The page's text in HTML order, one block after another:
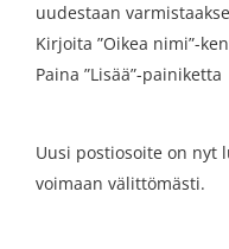
uudestaan
Kirjoita ”Oikea nimi”-
Paina ”Lisää”-painiketta
Uusi postiosoite on nyt
voimaan välittömästi.